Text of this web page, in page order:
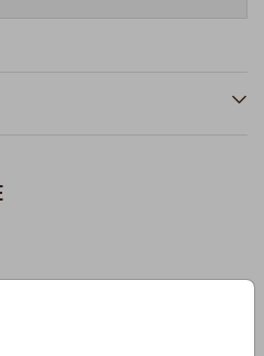
Let op: De kaart wordt